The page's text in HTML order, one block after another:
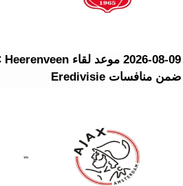
ضمن منافسات Eredivisie